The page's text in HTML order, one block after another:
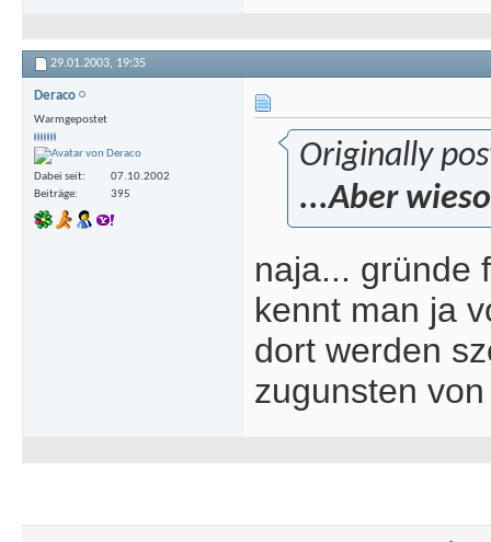
29.01.2003, 19:35
Deraco
Warmgepostet
Dabei seit
07.10.2002
Beiträge
395
Originally
...Aber
naja... gründe
kennt man ja
dort werden
zugunsten